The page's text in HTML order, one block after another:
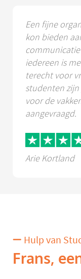
Een fijne
kon bieden
iedereen is
terecht voor
studenten
voor de
aangevraagd.
Arie Kortland
Hulp van
Frans,